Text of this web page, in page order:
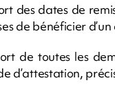
des dates de
de bénéficier
de toutes les
d’attestation,